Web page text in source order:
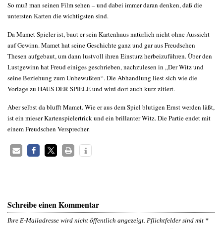
So muß man seinen Film sehen – und dabei immer daran denken, daß die
untersten Karten die wichtigsten sind.
Da Mamet Spieler ist, baut er sein Kartenhaus natürlich nicht ohne Aussicht
auf Gewinn. Mamet hat seine Geschichte ganz und gar aus Freudschen
Thesen aufgebaut, um dann lustvoll ihren Einsturz herbeizuführen. Über den
Lustgewinn hat Freud einiges geschrieben, nachzulesen in „Der Witz und
seine Beziehung zum Unbewußten“. Die Abhandlung liest sich wie die
Vorlage zu HAUS DER SPIELE und wird dort auch kurz zitiert.
Aber selbst da blufft Mamet. Wie er aus dem Spiel blutigen Ernst werden läßt,
ist ein mieser Kartenspielertrick und ein brillanter Witz. Die Partie endet mit
einem Freudschen Versprecher.
Schreibe einen Kommentar
Ihre E-Mailadresse wird nicht öffentlich angezeigt. Pflichtfelder sind mit *